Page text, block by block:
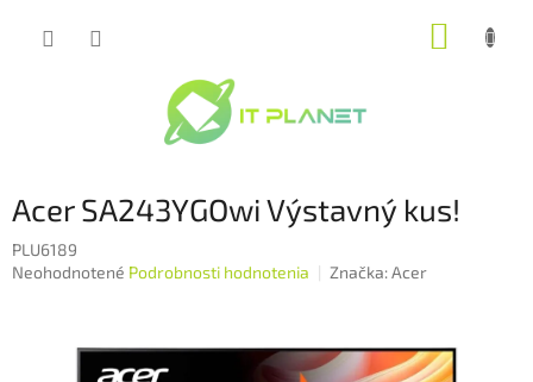
Acer SA243YGOwi Výstavný kus!
PLU6189
Priemerné
Neohodnotené Podrobnosti hodnotenia Značka:Acer